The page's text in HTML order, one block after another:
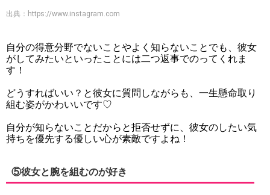
出典： https://www.instagram.com
自分の得意分野でないことやよく知らないことでも、彼女
がしてみたいといったことには二つ返事でのってくれま
す！
どうすればいい？と彼女に質問しながらも、一生懸命取り
組む姿がかわいいです♡
自分が知らないことだからと拒否せずに、彼女のしたい気
持ちを優先する優しい心が素敵ですよね！
⑤彼女と腕を組むのが好き